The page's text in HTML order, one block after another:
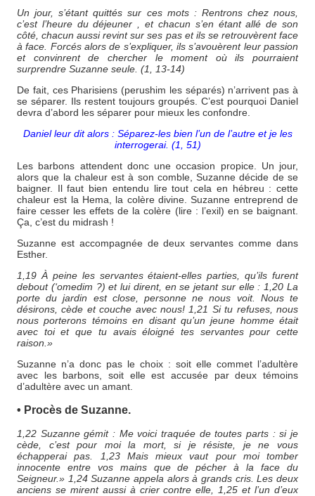
Un jour, s’étant quittés sur ces mots : Rentrons chez nous,
c’est l’heure du déjeuner , et chacun s’en étant allé de son
côté, chacun aussi revint sur ses pas et ils se retrouvèrent face
à face. Forcés alors de s’expliquer, ils s’avouèrent leur passion
et convinrent de chercher le moment où ils pourraient
surprendre Suzanne seule. (1, 13-14)
De fait, ces Pharisiens (perushim les séparés) n’arrivent pas à
se séparer. Ils restent toujours groupés. C’est pourquoi Daniel
devra d’abord les séparer pour mieux les confondre.
Daniel leur dit alors : Séparez-les bien l’un de l’autre et je les
interrogerai. (1, 51)
Les barbons attendent donc une occasion propice. Un jour,
alors que la chaleur est à son comble, Suzanne décide de se
baigner. Il faut bien entendu lire tout cela en hébreu : cette
chaleur est la Hema, la colère divine. Suzanne entreprend de
faire cesser les effets de la colère (lire : l’exil) en se baignant.
Ça, c’est du midrash !
Suzanne est accompagnée de deux servantes comme dans
Esther.
1,19 À peine les servantes étaient-elles parties, qu’ils furent
debout (‘omedim ?) et lui dirent, en se jetant sur elle : 1,20 La
porte du jardin est close, personne ne nous voit. Nous te
désirons, cède et couche avec nous! 1,21 Si tu refuses, nous
nous porterons témoins en disant qu’un jeune homme était
avec toi et que tu avais éloigné tes servantes pour cette
raison.»
Suzanne n’a donc pas le choix : soit elle commet l’adultère
avec les barbons, soit elle est accusée par deux témoins
d’adultère avec un amant.
• Procès de Suzanne.
1,22 Suzanne gémit : Me voici traquée de toutes parts : si je
cède, c’est pour moi la mort, si je résiste, je ne vous
échapperai pas. 1,23 Mais mieux vaut pour moi tomber
innocente entre vos mains que de pécher à la face du
Seigneur.» 1,24 Suzanne appela alors à grands cris. Les deux
anciens se mirent aussi à crier contre elle, 1,25 et l’un d’eux